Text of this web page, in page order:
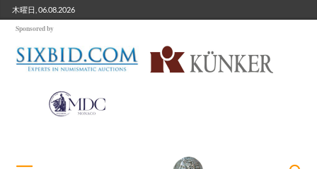
木曜日, 06.08.2026
Sponsored by